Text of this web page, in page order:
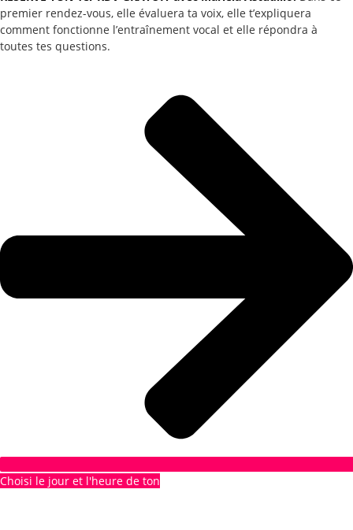
premier rendez-vous, elle évaluera ta voix, elle t’expliquera
comment fonctionne l’entraînement vocal et elle répondra à
toutes tes questions.
Choisi le jour et l'heure de ton